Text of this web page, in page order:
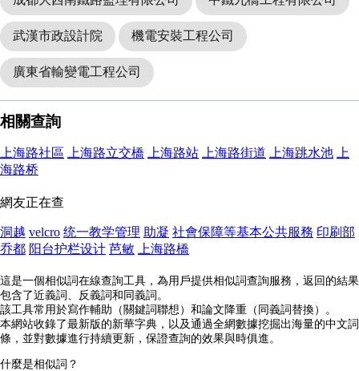
武漢市政設計院 機電安裝工程公司
廣東省輸變電工程公司
相關查詢
上海路社區 上海路立交橋 上海路站 上海路街道 上海跳水池
上
海路桥
網友正在查
洞越 velcro 统一教学管理 助凝 社會保障等基本公共服務 印刷部
乔都 阳台护栏设计 芭敏 上海路橋
這是一個相似詞在線查詢工具，為用戶提供相似詞查詢服務，返回的結果
包含了近義詞、反義詞和同義詞。
該工具常用於寫作輔助（關鍵詞聯想）和論文降重（同義詞替換）。
本網站收錄了最新版的新華字典，以及通過全網數據挖掘出海量的中文詞
條，並對數據進行持續更新，保證查詢的效果與時俱進。
什麼是相似詞？